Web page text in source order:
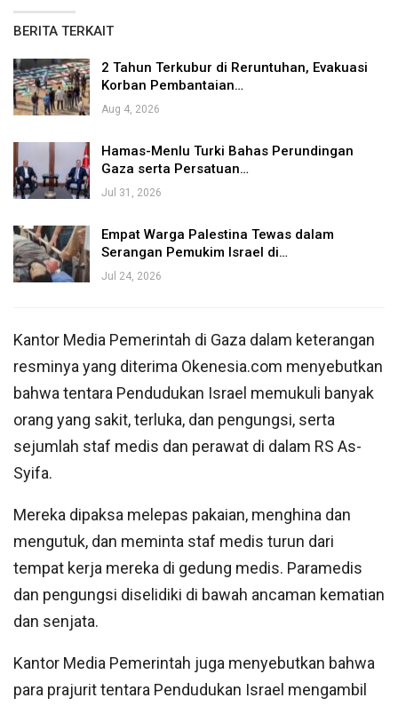
BERITA TERKAIT
2 Tahun Terkubur di Reruntuhan, Evakuasi
Korban Pembantaian…
Aug 4, 2026
Hamas-Menlu Turki Bahas Perundingan
Gaza serta Persatuan…
Jul 31, 2026
Empat Warga Palestina Tewas dalam
Serangan Pemukim Israel di…
Jul 24, 2026
Kantor Media Pemerintah di Gaza dalam keterangan
resminya yang diterima Okenesia.com menyebutkan
bahwa tentara Pendudukan Israel memukuli banyak
orang yang sakit, terluka, dan pengungsi, serta
sejumlah staf medis dan perawat di dalam RS As-
Syifa.
Mereka dipaksa melepas pakaian, menghina dan
mengutuk, dan meminta staf medis turun dari
tempat kerja mereka di gedung medis. Paramedis
dan pengungsi diselidiki di bawah ancaman kematian
dan senjata.
Kantor Media Pemerintah juga menyebutkan bahwa
para prajurit tentara Pendudukan Israel mengambil